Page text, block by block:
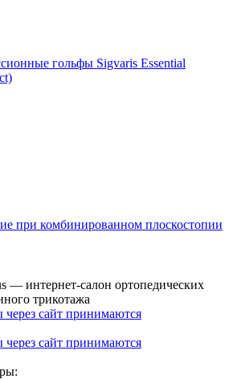
гольфы Sigvaris Essential
при комбинированном плоскостопии
— интернет-салон ортопедических
трикотажа
через сайт принимаются
через сайт принимаются